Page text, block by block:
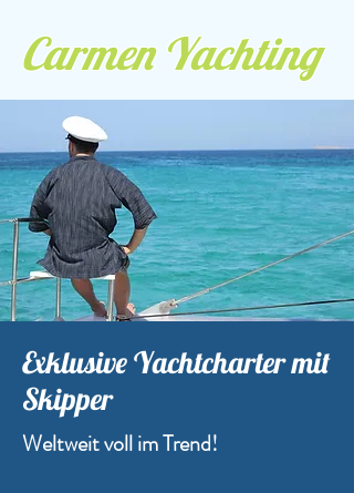
Carmen Yachting
Exklusive Yachtcharter mit
Skipper
Weltweit voll im Trend!